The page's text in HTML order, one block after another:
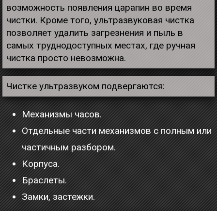
возможность появления царапин во время
чистки. Кроме того, ультразвуковая чистка
позволяет удалить загрезнения и пыль в
самых труднодоступных местах, где ручная
чистка просто невозможна.
Чистке ультразвуком подвергаются:
Механизмы часов.
Отдельные части механизмов с полным или
частичным разбором.
Корпуса.
Браслеты.
Замки, застежки.